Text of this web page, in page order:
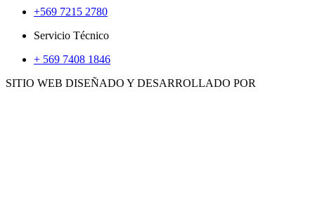
+569 7215 2780
Servicio Técnico
+ 569 7408 1846
SITIO WEB DISEÑADO Y DESARROLLADO POR